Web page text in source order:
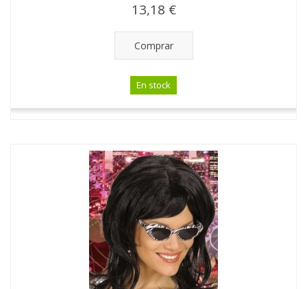
13,18 €
Comprar
En stock